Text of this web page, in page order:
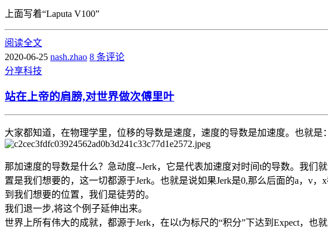
上面写着“Laputa V100”
阅读全文
2020-06-25 nash.zhao 8 条评论
分享科技
站在上帝的肩膀,对世界做次傅里叶
大家都知道，在物理学里，位移的导数是速度，速度的导数是加速度。也就是：
那加速度的导数是什么？急动度--Jerk，它是代表加速度对时间t的导数。我们
置是我们想要的，这一切都源于Jerk。也就是说如果Jerk是0,那么后面的a，v
到我们想要的位置，我们是徒劳的。
我们退一步,将这个例子延伸出来。
世界上所有伟大的成就，都源于Jerk，在以t为标尺的“积分”下达到Expect，